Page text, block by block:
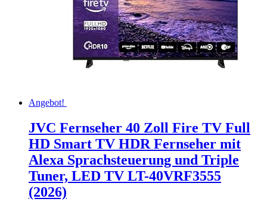
Angebot!
JVC Fernseher 40 Zoll Fire TV Full
HD Smart TV HDR Fernseher mit
Alexa Sprachsteuerung und Triple
Tuner, LED TV LT-40VRF3555
(2026)